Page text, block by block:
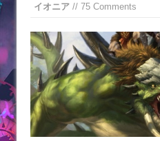
イオニア // 75 Comments